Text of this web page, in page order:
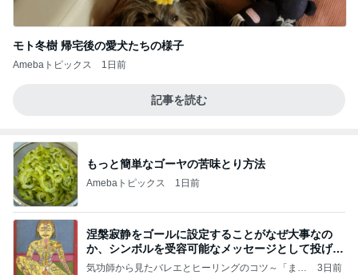
モト冬樹 帰宅後の愛犬たちの様子
Amebaトピックス 1日前
記事を読む
もっと簡単なゴーヤの苦味とり方法
Amebaトピックス 1日前
涅槃寂静をゴールに設定することがなぜ大事なの
か、シンボルを受容可能なメッセージとして投げる
ことが
気功師から見たバレエとヒーリングのコツ～「まと
3日前